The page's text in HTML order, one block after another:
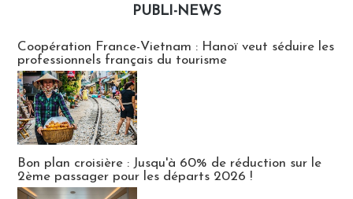
PUBLI-NEWS
Coopération France-Vietnam : Hanoï veut séduire les
professionnels français du tourisme
Bon plan croisière : Jusqu'à 60% de réduction sur le
2ème passager pour les départs 2026 !